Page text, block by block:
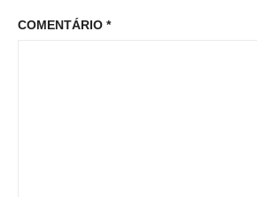
o:o
COMENTÁRIO *